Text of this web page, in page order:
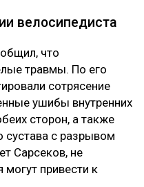
якобы,
ногами,
перечислением его
нога и
якобы могут
На самом деле, в
велосипедиста -
одного перелома не
велосипедиста